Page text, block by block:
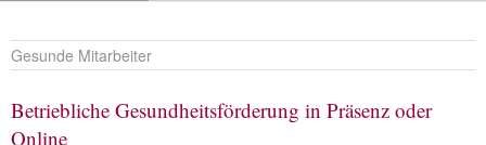
Gesundheitspolitik
Zukunftstrends
Gesunde Mitarbeiter
Betriebliche Gesundheitsförderung in Präsenz oder
Online